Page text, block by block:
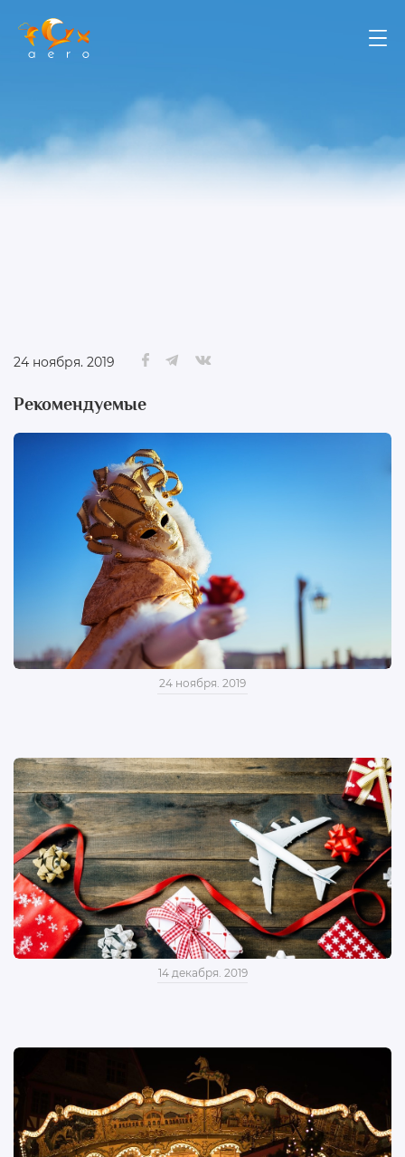
Рекомендуемые
24 ноября. 2019
14 декабря. 2019
24 ноября. 2019